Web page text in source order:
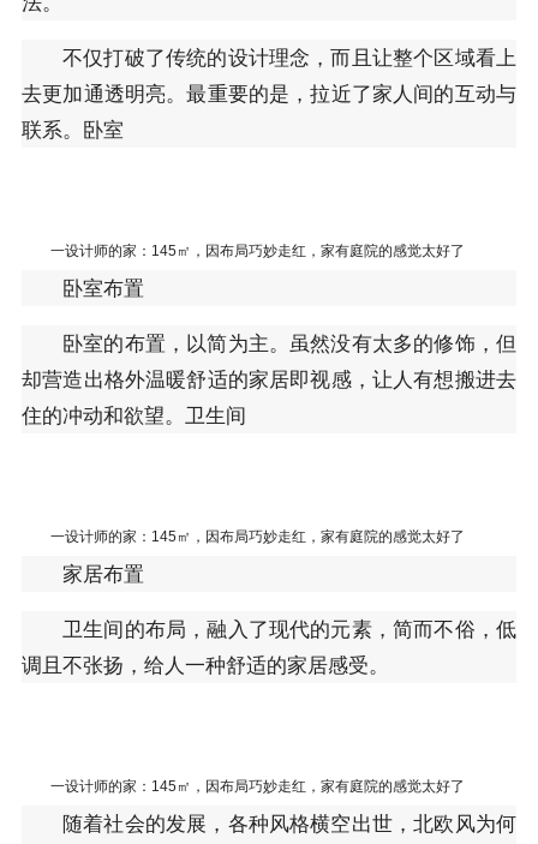
不仅打破了传统的设计理念，而且让整个区域看上
去更加通透明亮。最重要的是，拉近了家人间的互动与
联系。卧室
一设计师的家：145㎡，因布局巧妙走红，家有庭院的感觉太好了
卧室布置
卧室的布置，以简为主。虽然没有太多的修饰，但
却营造出格外温暖舒适的家居即视感，让人有想搬进去
住的冲动和欲望。卫生间
一设计师的家：145㎡，因布局巧妙走红，家有庭院的感觉太好了
家居布置
卫生间的布局，融入了现代的元素，简而不俗，低
调且不张扬，给人一种舒适的家居感受。
一设计师的家：145㎡，因布局巧妙走红，家有庭院的感觉太好了
随着社会的发展，各种风格横空出世，北欧风为何